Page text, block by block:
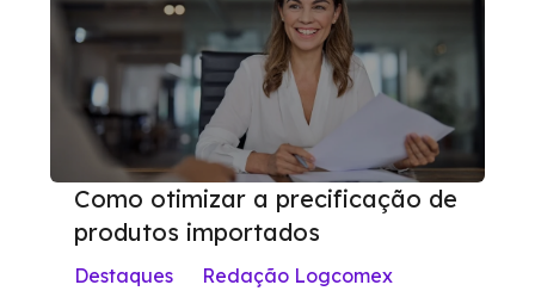
Como otimizar a precificação de
produtos importados
Destaques
Redação Logcomex